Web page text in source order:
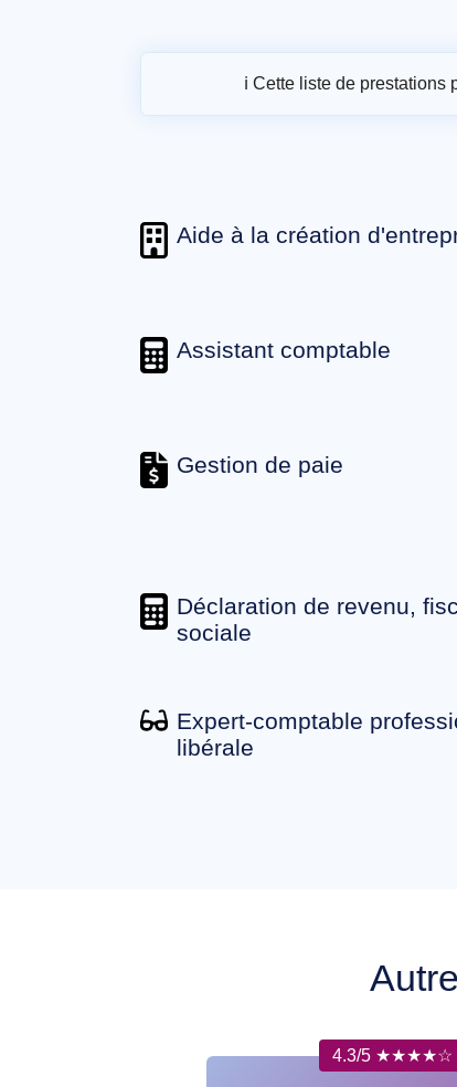
ℹ️ Cette liste de
Aide à la création
Assistant comptable
Gestion de paie
Déclaration de revenu,
sociale
Expert-comptable
libérale
Autre
4.3/5 ★★★★☆